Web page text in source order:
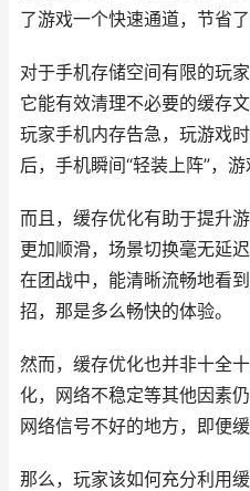
了游戏一个快速通道，节省了
对于手机存储空间有限的玩
它能有效清理不必要的缓存
玩家手机内存告急，玩游戏
后，手机瞬间“轻装上阵”，游
而且，缓存优化有助于提升
更加顺滑，场景切换毫无延
在团战中，能清晰流畅地看
招，那是多么畅快的体验。
然而，缓存优化也并非十全
化，网络不稳定等其他因素
网络信号不好的地方，即便
那么，玩家该如何充分利用